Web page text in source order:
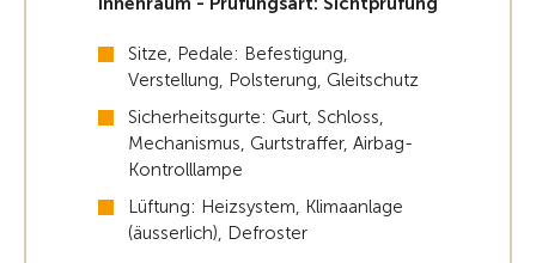
Sitze, Pedale: Befestigung,
Verstellung, Polsterung, Gleitschutz
Sicherheitsgurte: Gurt, Schloss,
Mechanismus, Gurtstraffer, Airbag-
Kontrolllampe
Lüftung: Heizsystem, Klimaanlage
(äusserlich), Defroster